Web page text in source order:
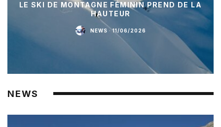
LE SKI DE MONTAGNE FÉMININ PREND DE LA
HAUTEUR
NEWS · 11/06/2026
NEWS